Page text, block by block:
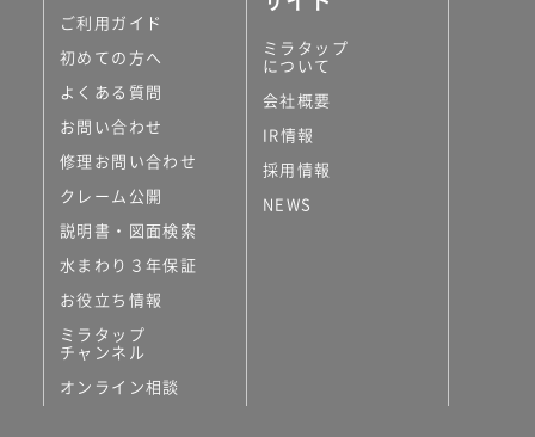
ご利用ガイド
初めての方へ
よくある質問
お問い合わせ
修理お問い合わせ
クレーム公開
説明書・図面検索
水まわり３年保証
お役立ち情報
ミラタップ
チャンネル
オンライン相談
ミラタップ
について
会社概要
IR情報
採用情報
NEWS